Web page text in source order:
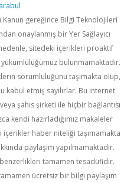
Kanun gereğince Bilgi Teknolojileri
onaylanmış bir Yer Sağlayıcı
sitedeki içerikleri proaktif
bulunmamaktadır.
sorumluluğunu taşımakta olup,
kabul etmiş sayılırlar. Bu internet
şahıs şirketi ile hiçbir bağlantısı
kendi hazırladığımız makaleler
içerikler haber niteliği taşımamakta
paylaşım yapılmamaktadır.
tamamen tesadüfidir.
ücretsiz bir bilgi paylaşım